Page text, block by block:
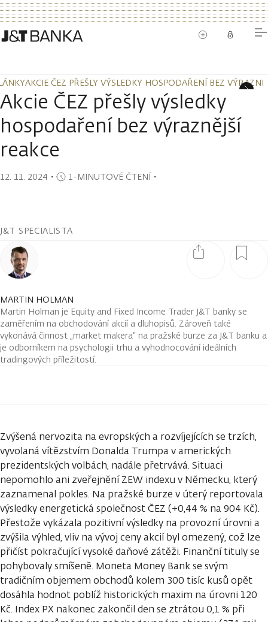
AKCIE ČEZ PŘEŠLY VÝSLEDKY HOSPODAŘENÍ BEZ
AKCIE ČEZ PŘEŠLY VÝSLEDKY HOSPODAŘENÍ BEZ
Akcie ČEZ přešly výsledky
hospodaření bez výraznější
reakce
12. 11. 2024 ・ 1-MINUTOVÉ ČTENÍ・
J&T SPECIALISTA
MARTIN HOLMAN
Martin Holman je Equity and Fixed Income Trader J&T banky se
zaměřením na obchodování akcií a dluhopisů. Zároveň také
vykonává činnost „market makera“ na pražské burze za J&T banku a
je odborníkem na psychologii trhu a vyhodnocování ideálních
tradingových příležitostí.
Zvýšená nervozita na evropských a rozvíjejících se trzích,
vyvolaná vítězstvím Donalda Trumpa v amerických
prezidentských volbách, nadále přetrvává. Situaci
nepomohlo ani zveřejnění ZEW indexu v Německu, který
zaznamenal pokles. Na pražské burze v úterý reportovala
výsledky energetická společnost ČEZ (+0,44 % na 904 Kč).
Přestože vykázala pozitivní výsledky na provozní úrovni a
zvýšila výhled, vliv na vývoj ceny akcií byl omezený, což lze
přičíst pokračující vysoké daňové zátěži. Finanční tituly se
pohybovaly smíšeně. Moneta Money Bank se svým
tradičním objemem obchodů kolem 300 tisíc kusů opět
dosáhla hodnot poblíž historických maxim na úrovni 120
Kč. Index PX nakonec zakončil den se ztrátou 0,1 % při